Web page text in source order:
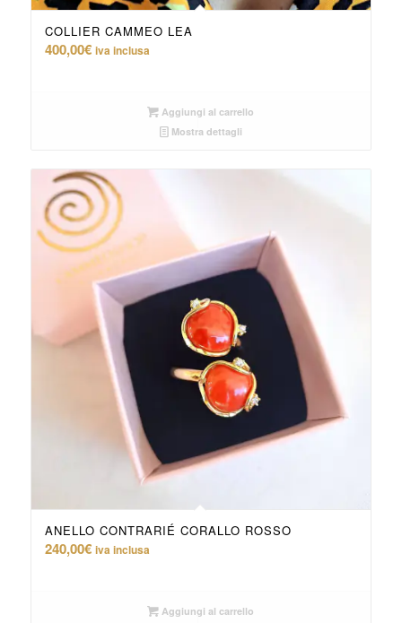
COLLIER CAMMEO LEA
400,00€ iva inclusa
Aggiungi al carrello
Mostra dettagli
ANELLO CONTRARIÉ CORALLO ROSSO
240,00€ iva inclusa
Aggiungi al carrello